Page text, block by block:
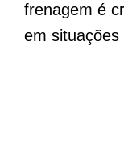
frenagem é
em situações